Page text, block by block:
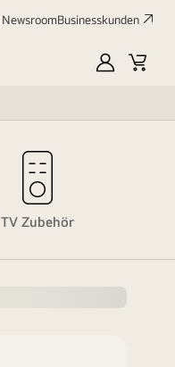
NewsroomBusinesskunden
myLG
TV Zubehör